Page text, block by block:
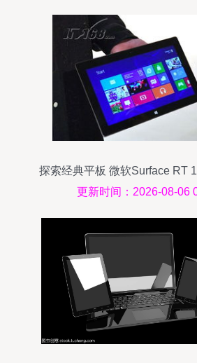
探索经典平板 微软Surface RT
WiFi版）黑色款
更新时间：2026-08-06